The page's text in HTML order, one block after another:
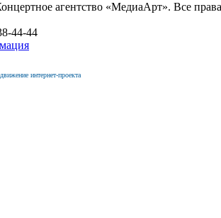
агентство «МедиаАрт». Все
44-44
интернет-проекта